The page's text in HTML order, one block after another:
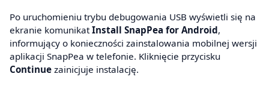
Po uruchomieniu trybu debugowania USB wyświetli się na
ekranie komunikatInstall SnapPea for Android,
informujący o konieczności zainstalowania mobilnej wersji
aplikacji SnapPea w telefonie. Kliknięcie przycisku
Continue zainicjuje instalację.